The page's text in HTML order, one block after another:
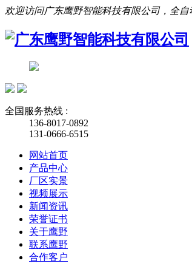
欢迎访问广东鹰野智能科技有限公司，全自
全国服务热线 :
136-8017-0892
131-0666-6515
网站首页
产品中心
厂区实景
视频展示
新闻资讯
荣誉证书
关于鹰野
联系鹰野
合作客户